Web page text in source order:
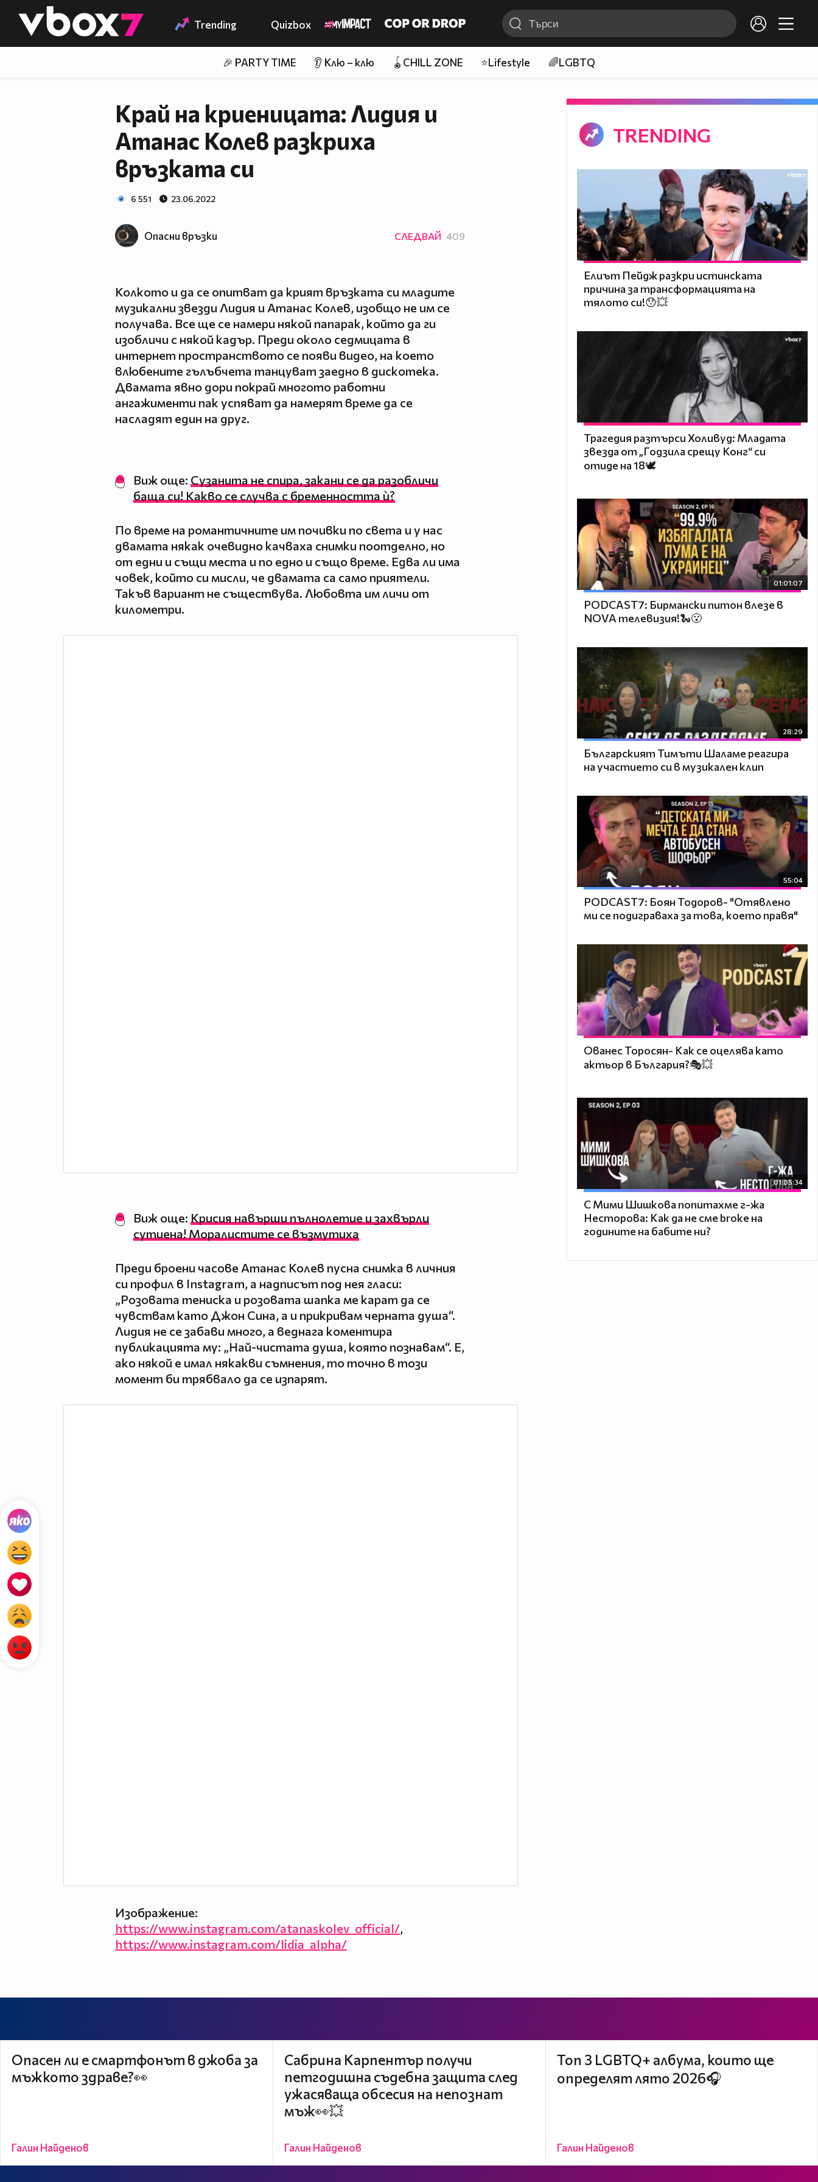
👾 Trending Quizbox
🎉 PARTY TIME 👂 Клю – клю 🪀CHILL ZONE ⭐Lifestyle 🌈LGBTQ
Край на криеницата: Лидия и
Атанас Колев разкриха
връзката си
6 551 23.06.2022
Опасни връзки СЛЕДВАЙ 409
Колкото и да се опитват да крият връзката си младите
музикални звезди Лидия и Атанас Колев, изобщо не им се
получава. Все ще се намери някой папарак, който да ги
изобличи с някой кадър. Преди около седмицата в
интернет пространството се появи видео, на което
влюбените гълъбчета танцуват заедно в дискотека.
Двамата явно дори покрай многото работни
ангажименти пак успяват да намерят време да се
насладят един на друг.
Виж още: Сузанита не спира, закани се да разобличи
баща си! Какво се случва с бременността ѝ?
По време на романтичните им почивки по света и у нас
двамата някак очевидно качваха снимки поотделно, но
от едни и същи места и по едно и също време. Едва ли има
човек, който си мисли, че двамата са само приятели.
Такъв вариант не съществува. Любовта им личи от
километри.
Виж още: Крисия навърши пълнолетие и захвърли
сутиена! Моралистите се възмутиха
Преди броени часове Атанас Колев пусна снимка в личния
си профил в Instagram, а надписът под нея гласи:
„Розовата тениска и розовата шапка ме карат да се
чувствам като Джон Сина, а и прикривам черната душа“.
Лидия не се забави много, а веднага коментира
публикацията му: „Най-чистата душа, която познавам“. Е,
ако някой е имал някакви съмнения, то точно в този
момент би трябвало да се изпарят.
Изображение:
https://www.instagram.com/atanaskolev_official/,
https://www.instagram.com/lidia_alpha/
Опасен ли е смартфонът в джоба за
мъжкото здраве?👀
Галин Найденов
Сабрина Карпентър получи
петгодишна съдебна защита след
ужасяваща обсесия на непознат
мъж👀💥
Галин Найденов
Топ 3 LGBTQ+ албума, които ще
определят лято 2026🎧
Галин Найденов
TRENDING
Елиът Пейдж разкри истинската
причина за трансформацията на
тялото си!😯💥
Трагедия разтърси Холивуд: Младата
звезда от „Годзила срещу Конг“ си
отиде на 18🕊️
01:01:07
PODCAST7: Бирмански питон влезе в
NOVA телевизия!🐍😮
28:29
Българският Тимъти Шаламе реагира
на участието си в музикален клип
55:04
PODCAST7: ‪Боян Тодоров- "Отявлено
ми се подиграваха за това, което правя"
Ованес Торосян- Как се оцелява като
актьор в България?🎭💥
01:05:34
С Мими Шишкова попитахме г-жа
Несторова: Как да не сме broke на
годините на бабите ни?